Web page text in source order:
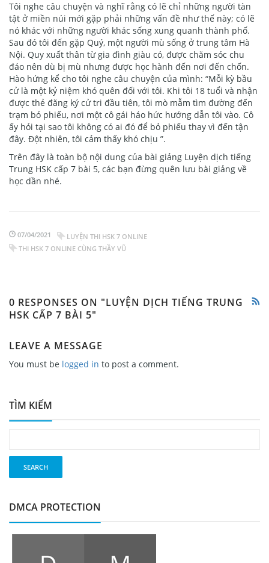
Tôi nghe câu chuyện và nghĩ rằng có lẽ chỉ những người tàn
tật ở miền núi mới gặp phải những vấn đề như thế này; có lẽ
nó khác với những người khác sống xung quanh thành phố.
Sau đó tôi đến gặp Quý, một người mù sống ở trung tâm Hà
Nội. Quy xuất thân từ gia đình giàu có, được chăm sóc chu
đáo nên dù bị mù nhưng được học hành đến nơi đến chốn.
Hào hứng kể cho tôi nghe câu chuyện của mình: “Mỗi kỳ bầu
cử là một kỷ niệm khó quên đối với tôi. Khi tôi 18 tuổi và nhận
được thẻ đăng ký cử tri đầu tiên, tôi mò mẫm tìm đường đến
trạm bỏ phiếu, nơi một cô gái háo hức hướng dẫn tôi vào. Cô
ấy hỏi tại sao tôi không có ai đó để bỏ phiếu thay vì đến tận
đây. Đột nhiên, tôi cảm thấy khó chịu ”.
Trên đây là toàn bộ nội dung của bài giảng Luyện dịch tiếng
Trung HSK cấp 7 bài 5, các bạn đừng quên lưu bài giảng về
học dần nhé.
07/04/2021
LUYỆN THI HSK 7 ONLINE
THI HSK 7 ONLINE CÙNG THẦY VŨ
0 RESPONSES ON "LUYỆN DỊCH TIẾNG TRUNG
HSK CẤP 7 BÀI 5"
LEAVE A MESSAGE
You must be logged in to post a comment.
TÌM KIẾM
DMCA PROTECTION